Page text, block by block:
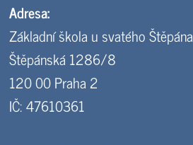
Adresa:
Základní škola u svatého Štěpána
Štěpánská 1286/8
120 00 Praha 2
IČ: 47610361